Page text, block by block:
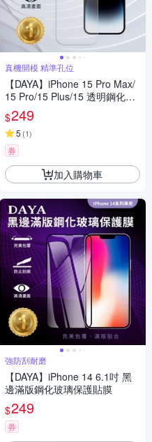
真機開模 精準孔位
【DAYA】iPhone 15 Pro Max/
15 Pro/15 Plus/15 透明鋼化玻
璃保護貼/保護膜
$249
5 (1)
券
加入購物車
強防刮耐磨
【DAYA】iPhone 14 6.1吋 黑
邊滿版鋼化玻璃保護貼膜
$249
券